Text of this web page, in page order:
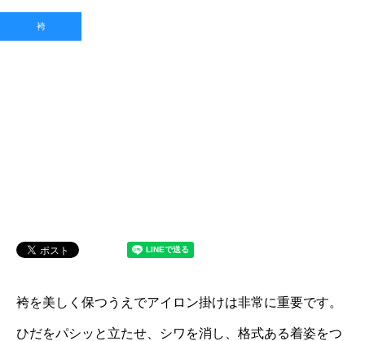
袴
袴を美しく保つうえでアイロン掛けは非常に重要です。
ひだをパシッと立たせ、シワを消し、格式ある着姿をつ